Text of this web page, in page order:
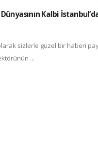
Kalbi
sizlerle güzel bir haberi
...